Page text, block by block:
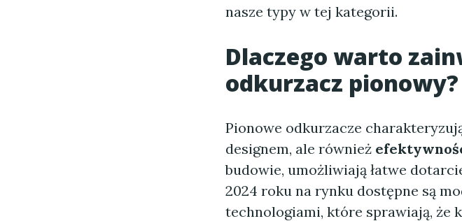
nasze typy w tej kategorii.
Dlaczego warto
odkurzacz pionowy?
Pionowe odkurzacze
designem, ale również
budowie, umożliwiają łatwe
2024 roku na rynku dostępne są
technologiami, które sprawiają, że